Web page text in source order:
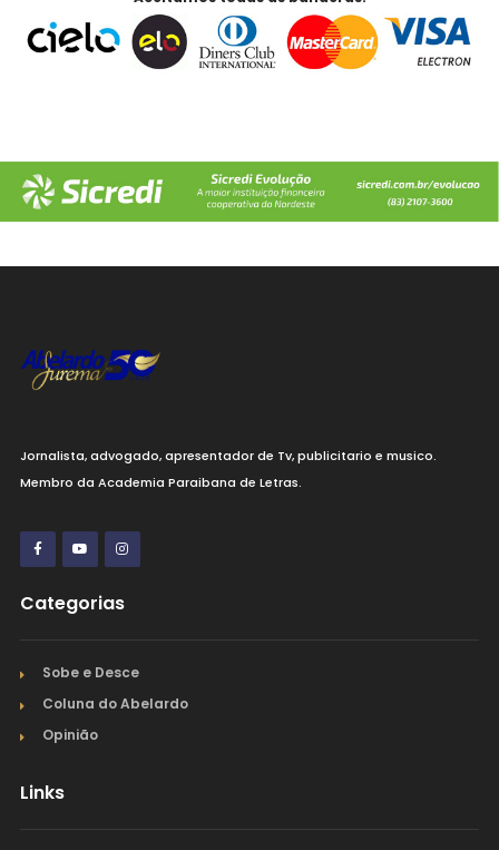
Jornalista, advogado, apresentador de Tv, publicitario e musico.
Membro da Academia Paraibana de Letras.
Categorias
Sobe e Desce
Coluna do Abelardo
Opinião
Links